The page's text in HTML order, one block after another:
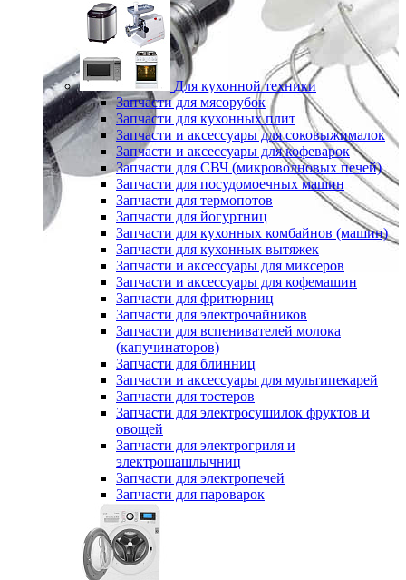
Для кухонной техники
Запчасти для мясорубок
Запчасти для кухонных плит
Запчасти и аксессуары для соковыжималок
Запчасти и аксессуары для кофеварок
Запчасти для СВЧ (микроволновых печей)
Запчасти для посудомоечных машин
Запчасти для термопотов
Запчасти для йогуртниц
Запчасти для кухонных комбайнов (машин)
Запчасти для кухонных вытяжек
Запчасти и аксессуары для миксеров
Запчасти и аксессуары для кофемашин
Запчасти для фритюрниц
Запчасти для электрочайников
Запчасти для вспенивателей молока
(капучинаторов)
Запчасти для блинниц
Запчасти и аксессуары для мультипекарей
Запчасти для тостеров
Запчасти для электросушилок фруктов и
овощей
Запчасти для электрогриля и
электрошашлычниц
Запчасти для электропечей
Запчасти для пароварок